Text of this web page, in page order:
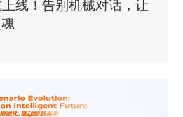
线！告别机械对话，让